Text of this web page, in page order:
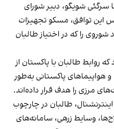
سرگئی شویگو، دبیر شورای
این توافق، مسکو تجهیزات
شوروی را که در اختیاز طالبان
روابط طالبان با پاکستان از
هواپیماهای پاکستانی به‌طور
مرزی را هدف قرار داده‌اند.
طالبان در چارچوب
وسایط زرهی، سامانه‌های